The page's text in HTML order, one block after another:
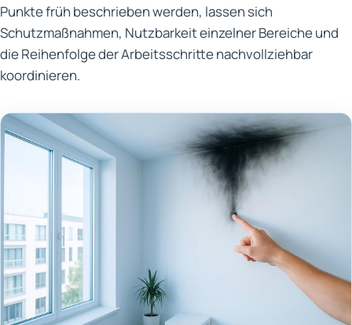
Punkte früh beschrieben werden, lassen sich
Schutzmaßnahmen, Nutzbarkeit einzelner Bereiche und
die Reihenfolge der Arbeitsschritte nachvollziehbar
koordinieren.